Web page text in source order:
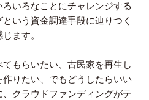
いろなことにチャレンジする
いう資金調達手段に辿りつく
ます。
もらいたい、古民家を再生し
りたい、でもどうしたらいい
クラウドファンディングがテ